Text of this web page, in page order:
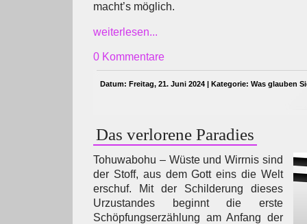
macht’s möglich.
weiterlesen...
0 Kommentare
Datum: Freitag, 21. Juni 2024 | Kategorie: Was glauben
Das verlorene Paradies
Tohuwabohu – Wüste und Wirrnis sind
der Stoff, aus dem Gott eins die Welt
erschuf. Mit der Schilderung dieses
Urzustandes beginnt die erste
Schöpfungserzählung am Anfang der